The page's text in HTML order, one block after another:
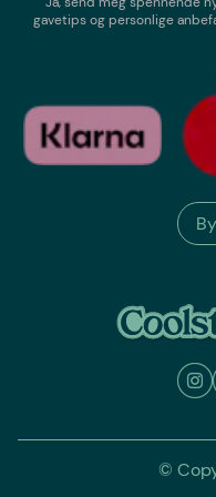
gavetips og personlige
©